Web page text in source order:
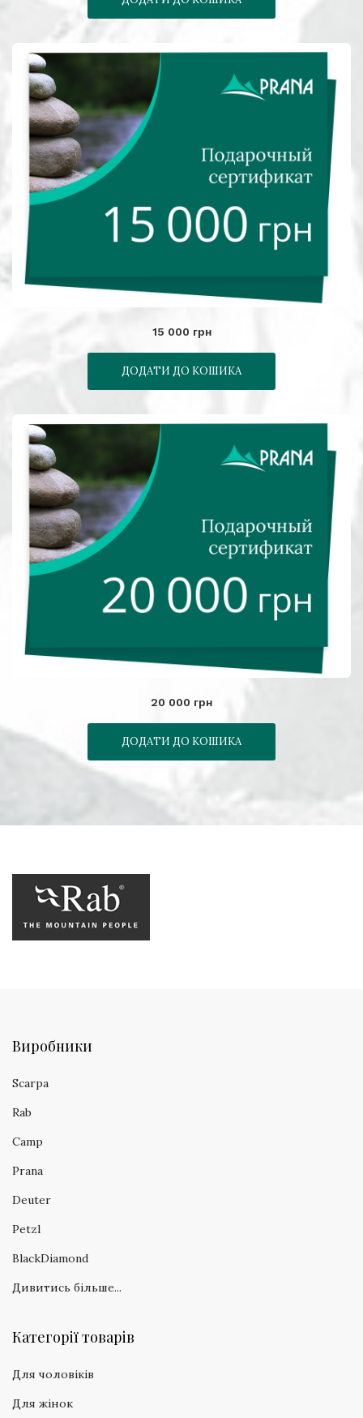
15 000 грн
ДОДАТИ ДО КОШИКА
20 000 грн
ДОДАТИ ДО КОШИКА
Виробники
Scarpa
Rab
Camp
Prana
Deuter
Petzl
BlackDiamond
Дивитись більше...
Категорії товарів
Для чоловіків
Для жінок